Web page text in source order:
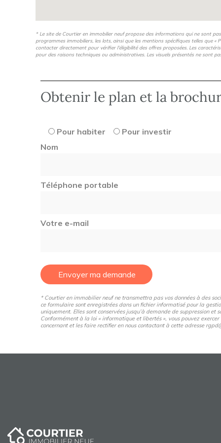
* Le site de Courtier en immobilier neuf propose des informations qui ne sont
programmes immobiliers, les lots, ainsi que les mentions spécifiques telles que
contacter directement pour vérifier l’éligibilité des offres proposées. Les
pour des raisons techniques ou administratives. Les visuels présentés ne sont
Obtenir le plan et la
Pour habiter
Pour investir
Nom
Téléphone portable
Votre e-mail
Envoyer ma demande
* Courtier en immobilier neuf ne transmettra pas vos données à des
ce formulaire sont enregistrées dans un fichier informatisé pour la
uniquement. Elles sont conservées jusqu’à demande de suppression et
Conformément à la loi « informatique et libertés », vous pouvez exercer
concernant et les faire rectifier en nous contactant à cette adresse